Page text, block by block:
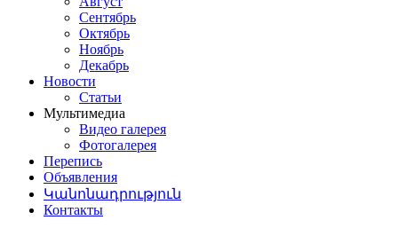
Сентябрь
Октябрь
Ноябрь
Декабрь
Новости
Статьи
Мультимедиа
Видео галерея
Фотогалерея
Перепись
Объявления
Կանոնադրություն
Контакты